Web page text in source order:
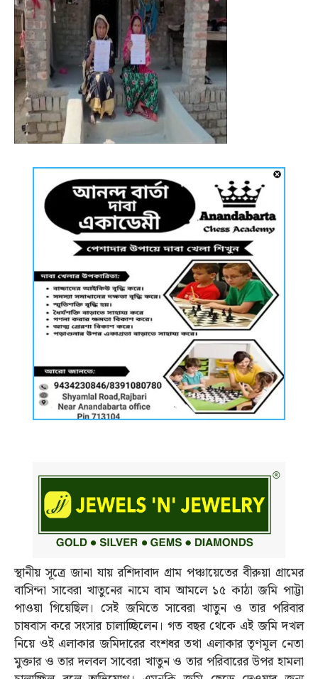
স্থানীয় সূত্রে জানা যায় রশিদাবাদ গ্রাম পঞ্চায়েতের বীরুয়া গ্রামের
বাসিন্দা সাবেরা খাতুনের নামে বাম আমলে ১৫ কাঠা জমি পাট্টা
পাওয়া গিয়েছিল। সেই জমিতে সাবেরা খাতুন ও তার পরিবার
চাষবাস করে সংসার চালাচ্ছিলেন। গত বছর থেকে এই জমি দখল
নিয়ে ওই এলাকার জমিদারের বংশধর তথা এলাকার তৃণমূল নেতা
মুক্তার ও তার দলবল সাবেরা খাতুন ও তার পরিবারের উপর হামলা